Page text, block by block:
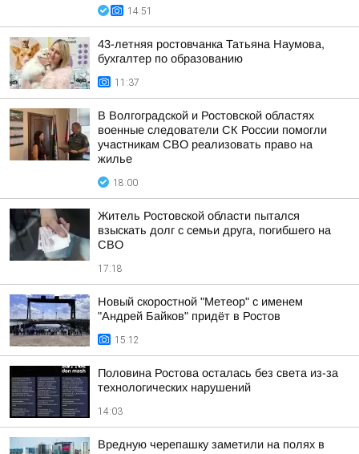
14:51
43-летняя ростовчанка Татьяна Наумова,
бухгалтер по образованию
11:37
В Волгоградской и Ростовской областях
военные следователи СК России помогли
участникам СВО реализовать право на
жилье
18:00
Житель Ростовской области пытался
взыскать долг с семьи друга, погибшего на
СВО
17:18
Новый скоростной "Метеор" с именем
"Андрей Байков" придёт в Ростов
15:12
Половина Ростова осталась без света из-за
технологических нарушений
14:03
Вредную черепашку заметили на полях в